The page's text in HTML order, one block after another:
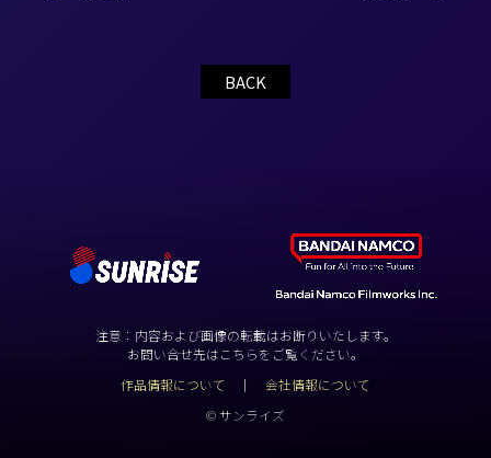
BACK
注意：内容および画像の転載はお断りいたします。
お問い合せ先はこちらをご覧ください。
作品情報について
会社情報について
© サンライズ